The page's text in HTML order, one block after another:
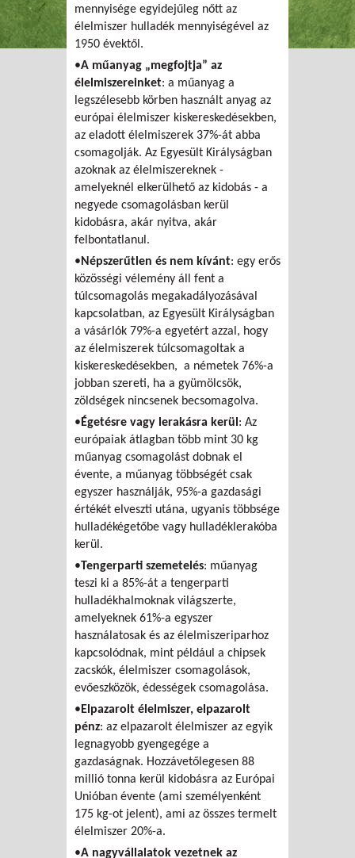
mennyisége egyidejűleg nőtt az
élelmiszer hulladék mennyiségével az
1950 évektől.
•A műanyag „megfojtja” az
élelmiszereinket: a műanyag a
legszélesebb körben használt anyag az
európai élelmiszer kiskereskedésekben,
az eladott élelmiszerek 37%-át abba
csomagolják. Az Egyesült Királyságban
azoknak az élelmiszereknek -
amelyeknél elkerülhető az kidobás - a
negyede csomagolásban kerül
kidobásra, akár nyitva, akár
felbontatlanul.
•Népszerűtlen és nem kívánt: egy erős
közösségi vélemény áll fent a
túlcsomagolás megakadályozásával
kapcsolatban, az Egyesült Királyságban
a vásárlók 79%-a egyetért azzal, hogy
az élelmiszerek túlcsomagoltak a
kiskereskedésekben, a németek 76%-a
jobban szereti, ha a gyümölcsök,
zöldségek nincsenek becsomagolva.
•Égetésre vagy lerakásra kerül: Az
európaiak átlagban több mint 30 kg
műanyag csomagolást dobnak el
évente, a műanyag többségét csak
egyszer használják, 95%-a gazdasági
értékét elveszti utána, ugyanis többsége
hulladékégetőbe vagy hulladéklerakóba
kerül.
•Tengerparti szemetelés: műanyag
teszi ki a 85%-át a tengerparti
hulladékhalmoknak világszerte,
amelyeknek 61%-a egyszer
használatosak és az élelmiszeriparhoz
kapcsolódnak, mint például a chipsek
zacskók, élelmiszer csomagolások,
evőeszközök, édességek csomagolása.
•Elpazarolt élelmiszer, elpazarolt
pénz: az elpazarolt élelmiszer az egyik
legnagyobb gyengegége a
gazdaságnak. Hozzávetőlegesen 88
millió tonna kerül kidobásra az Európai
Unióban évente (ami személyenként
175 kg-ot jelent), ami az összes termelt
élelmiszer 20%-a.
•A nagyvállalatok vezetnek az